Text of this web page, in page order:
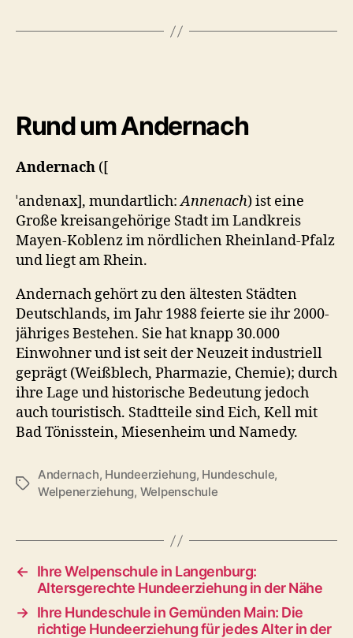
Rund um Andernach
Andernach ([
ˈandɐnax], mundartlich:Annenach) ist eine
Große kreisangehörige Stadt im Landkreis
Mayen-Koblenz im nördlichen Rheinland-Pfalz
und liegt am Rhein.
Andernach gehört zu den ältesten Städten
Deutschlands, im Jahr 1988 feierte sie ihr 2000-
jähriges Bestehen. Sie hat knapp 30.000
Einwohner und ist seit der Neuzeit industriell
geprägt (Weißblech, Pharmazie, Chemie); durch
ihre Lage und historische Bedeutung jedoch
auch touristisch. Stadtteile sind Eich, Kell mit
Bad Tönisstein, Miesenheim und Namedy.
Schlagwörter
Andernach, Hundeerziehung, Hundeschule,
Welpenerziehung, Welpenschule
←
Ihre Welpenschule in Langenburg:
Altersgerechte Hundeerziehung in der Nähe
→ Ihre Hundeschule in Gemünden Main: Die
richtige Hundeerziehung für jedes Alter in der